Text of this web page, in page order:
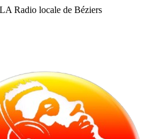
Radio locale de Béziers